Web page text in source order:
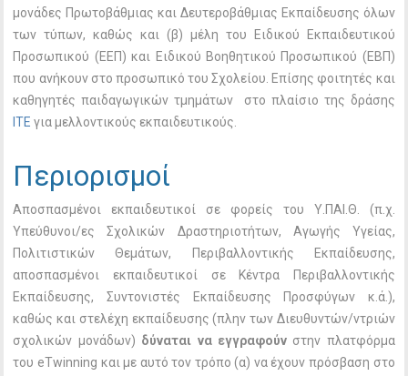
μονάδες Πρωτοβάθμιας και Δευτεροβάθμιας Εκπαίδευσης όλων
των τύπων, καθώς και (β) μέλη του Ειδικού Εκπαιδευτικού
Προσωπικού (ΕΕΠ) και Ειδικού Βοηθητικού Προσωπικού (ΕΒΠ)
που ανήκουν στο προσωπικό του Σχολείου. Επίσης φοιτητές και
καθηγητές παιδαγωγικών τμημάτων στο πλαίσιο της δράσης
ΙΤΕ για μελλοντικούς εκπαιδευτικούς.
Περιορισμοί
Αποσπασμένοι εκπαιδευτικοί σε φορείς του Υ.ΠΑΙ.Θ. (π.χ.
Υπεύθυνοι/ες Σχολικών Δραστηριοτήτων, Αγωγής Υγείας,
Πολιτιστικών Θεμάτων, Περιβαλλοντικής Εκπαίδευσης,
αποσπασμένοι εκπαιδευτικοί σε Κέντρα Περιβαλλοντικής
Εκπαίδευσης, Συντονιστές Εκπαίδευσης Προσφύγων κ.ά.),
καθώς και στελέχη εκπαίδευσης (πλην των Διευθυντών/ντριών
σχολικών μονάδων) δύναται να εγγραφούν στην πλατφόρμα
του eTwinning και με αυτό τον τρόπο (α) να έχουν πρόσβαση στο